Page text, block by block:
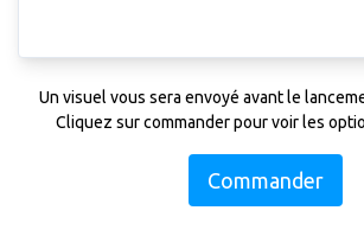
Un visuel vous sera envoyé avant le
Cliquez sur commander pour voir les
Commander